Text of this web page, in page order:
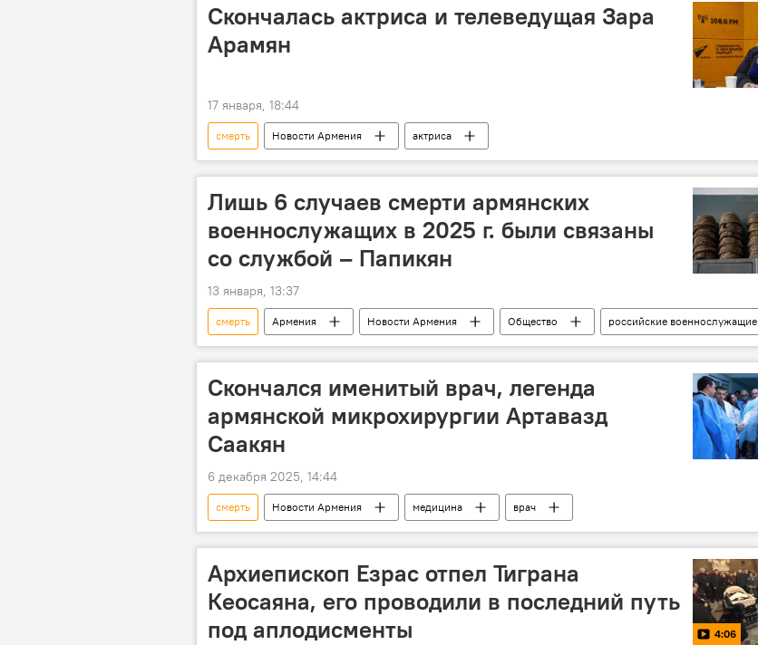
Скончалась актриса и телеведущая Зара
Арамян
17 января, 18:44
смерть Новости Армения актриса
Лишь 6 случаев смерти армянских
военнослужащих в 2025 г. были связаны
со службой – Папикян
13 января, 13:37
смерть Армения Новости Армения Общество
российские военнослужащие
Служба
Сурен Папикян
Скончался именитый врач, легенда
армянской микрохирургии Артавазд
Саакян
6 декабря 2025, 14:44
смерть Новости Армения медицина врач
Архиепископ Езрас отпел Тиграна
Кеосаяна, его проводили в последний путь
под аплодисменты
4:06